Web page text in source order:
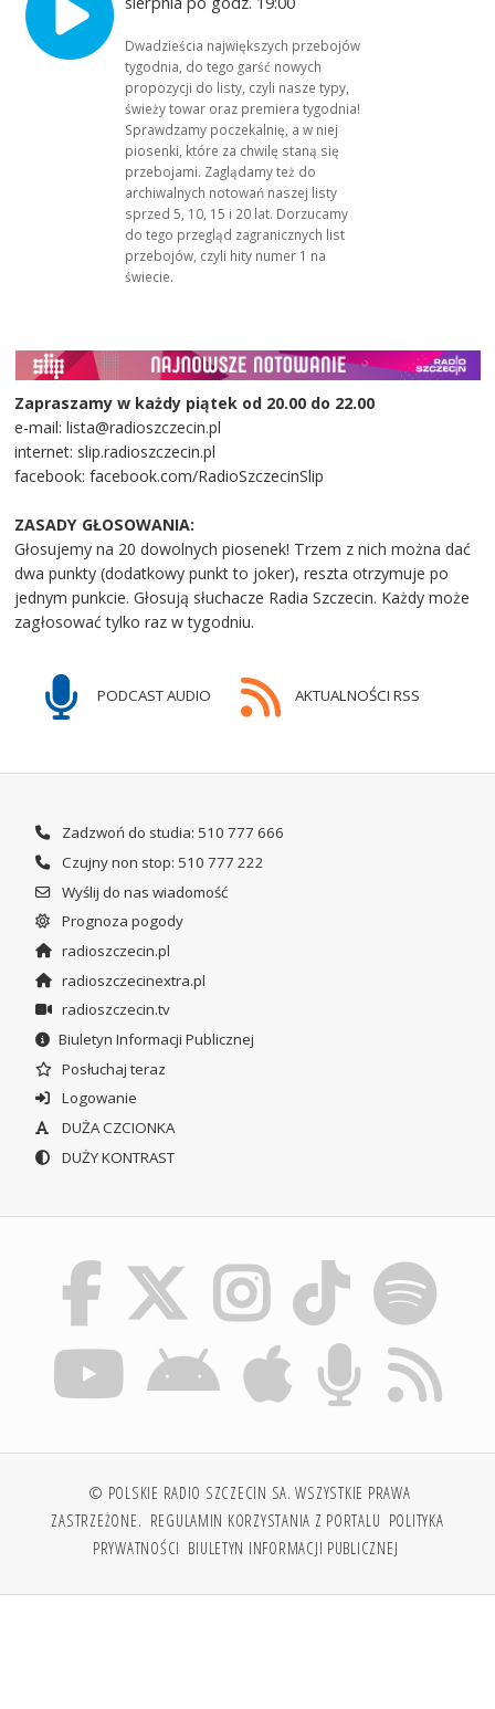
Dwadzieścia największych przebojów
tygodnia, do tego garść nowych
propozycji do listy, czyli nasze typy,
świeży towar oraz premiera tygodnia!
Sprawdzamy poczekalnię, a w niej
piosenki, które za chwilę staną się
przebojami. Zaglądamy też do
archiwalnych notowań naszej listy
sprzed 5, 10, 15 i 20 lat. Dorzucamy
do tego przegląd zagranicznych list
przebojów, czyli hity numer 1 na
świecie.
Zapraszamy w każdy piątek od 20.00 do 22.00
e-mail: lista@radioszczecin.pl
internet: slip.radioszczecin.pl
facebook: facebook.com/RadioSzczecinSlip
ZASADY GŁOSOWANIA:
Głosujemy na 20 dowolnych piosenek! Trzem z nich można dać
dwa punkty (dodatkowy punkt to joker), reszta otrzymuje po
jednym punkcie. Głosują słuchacze Radia Szczecin. Każdy może
zagłosować tylko raz w tygodniu.
PODCAST AUDIO AKTUALNOŚCI RSS
Zadzwoń do studia: 510 777 666
Czujny non stop: 510 777 222
Wyślij do nas wiadomość
Prognoza pogody
radioszczecin.pl
radioszczecinextra.pl
radioszczecin.tv
Biuletyn Informacji Publicznej
Posłuchaj teraz
Logowanie
DUŻA CZCIONKA
DUŻY KONTRAST
© POLSKIE RADIO SZCZECIN SA. WSZYSTKIE PRAWA
ZASTRZEŻONE. REGULAMIN KORZYSTANIA Z PORTALU POLITYKA
PRYWATNOŚCI BIULETYN INFORMACJI PUBLICZNEJ